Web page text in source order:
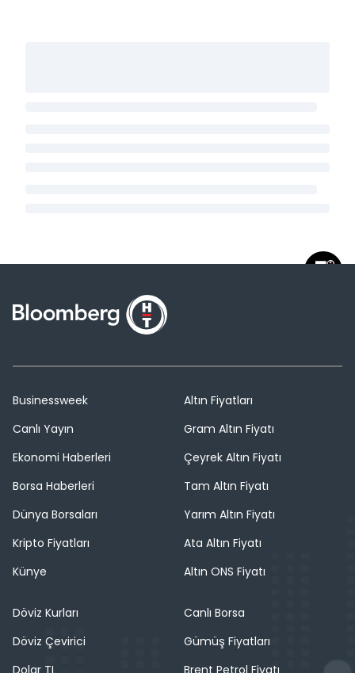
Businessweek
Canlı Yayın
Ekonomi Haberleri
Borsa Haberleri
Dünya Borsaları
Kripto Fiyatları
Künye
Altın Fiyatları
Gram Altın Fiyatı
Çeyrek Altın Fiyatı
Tam Altın Fiyatı
Yarım Altın Fiyatı
Ata Altın Fiyatı
Altın ONS Fiyatı
Döviz Kurları
Döviz Çevirici
Canlı Borsa
Gümüş Fiyatları